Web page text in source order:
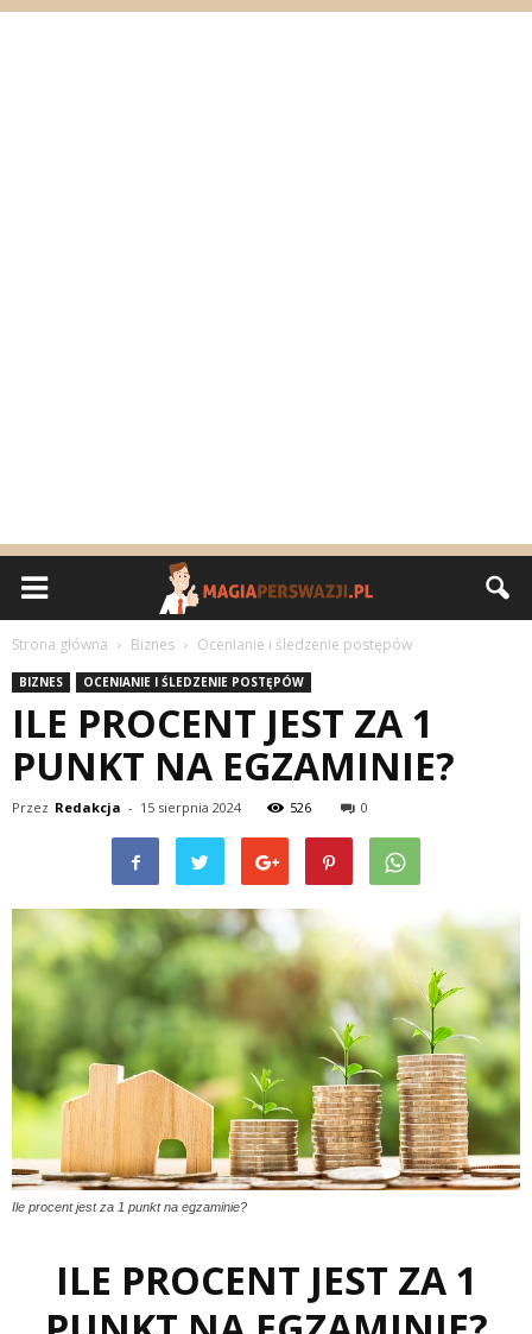
Strona główna Biznes Ocenianie i śledzenie postępów
BIZNES OCENIANIE I ŚLEDZENIE POSTĘPÓW
ILE PROCENT JEST ZA 1
PUNKT NA EGZAMINIE?
Przez Redakcja - 15 sierpnia 2024 526 0
Ile procent jest za 1 punkt na egzaminie?
ILE PROCENT JEST ZA 1